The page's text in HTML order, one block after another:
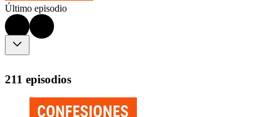
Último episodio
211 episodios